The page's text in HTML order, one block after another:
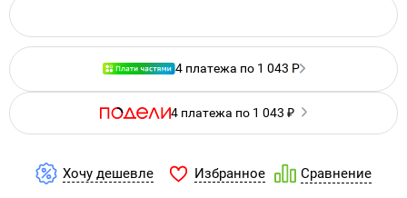
4 платежа по 1 043 ₽
4 платежа по 1 043 Р
Хочу дешевле Избранное Сравнение